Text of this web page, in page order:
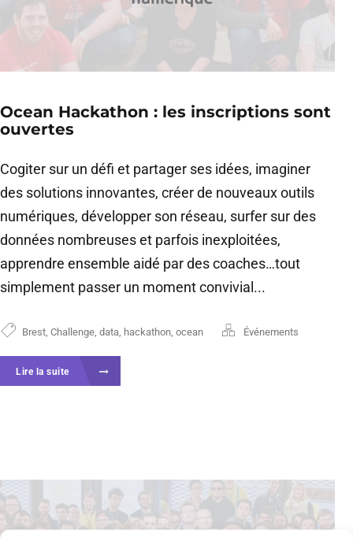
Ocean Hackathon : les inscriptions sont
ouvertes
Cogiter sur un défi et partager ses idées, imaginer
des solutions innovantes, créer de nouveaux outils
numériques, développer son réseau, surfer sur des
données nombreuses et parfois inexploitées,
apprendre ensemble aidé par des coaches…tout
simplement passer un moment convivial...
Brest Challenge data hackathon ocean Événements
Lire la suite